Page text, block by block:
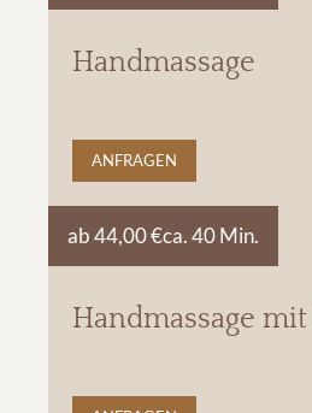
Handmassage
ANFRAGEN
Handmassage
ab 44,00 €ca. 40 Min.